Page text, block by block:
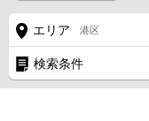
エリア 港区
検索条件